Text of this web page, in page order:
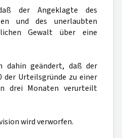
der Angeklagte des
und des unerlaubten
Gewalt über eine
dahin geändert, daß der
der Urteilsgründe zu einer
drei Monaten verurteilt
wird verworfen.